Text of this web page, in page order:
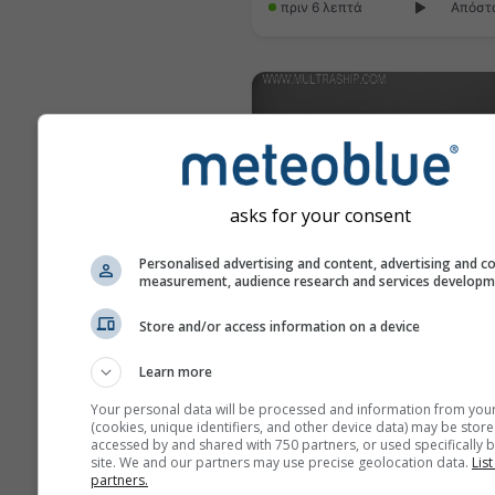
πριν 6 λεπτά
asks for your consent
Personalised advertising and content, advertising and
measurement, audience research and services
Store and/or access information on a device
Learn more
Your personal data will be processed and information from
(cookies, unique identifiers, and other device data) may be
accessed by and shared with 750 partners, or used specifically
site. We and our partners may use precise geolocation data.
partners.